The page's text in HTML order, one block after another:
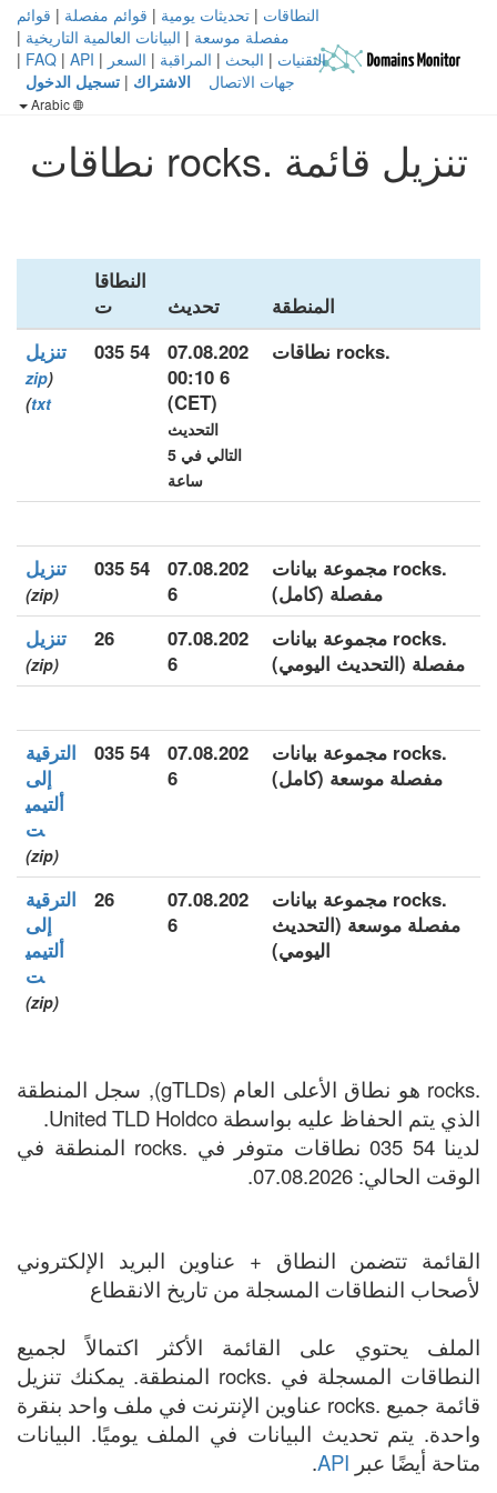
النطاقات | تحديثات يومية | قوائم مفصلة | قوائم
مفصلة موسعة | البيانات العالمية التاريخية |
التقنيات | البحث | المراقبة | السعر |
FAQ | API
|
جهات الاتصال
الاشتراك | تسجيل الدخول
تنزيل قائمة .rocks نطاقات
المنطقة تحديث
النطاقا
ت
.rocks نطاقات
07.08.202
6 00:10
(CET)
التحديث
التالي في 5
ساعة
54 035 تنزيل
(
zip
txt
)
.rocks مجموعة بيانات
مفصلة (كامل)
07.08.202
6
54 035 تنزيل
(zip)
.rocks مجموعة بيانات
مفصلة (التحديث اليومي)
07.08.202
6
26 تنزيل
(zip)
.rocks مجموعة بيانات
مفصلة موسعة (كامل)
07.08.202
6
54 035
الترقية
إلى
ألتيمي
ت
(zip)
.rocks مجموعة بيانات
مفصلة موسعة (التحديث
اليومي)
07.08.202
6
26
الترقية
إلى
ألتيمي
ت
(zip)
.rocks هو نطاق الأعلى العام (gTLDs), سجل المنطقة
الذي يتم الحفاظ عليه بواسطة United TLD Holdco.
لدينا 54 035 نطاقات متوفر في .rocks المنطقة في
الوقت الحالي: 07.08.2026.
القائمة تتضمن النطاق + عناوين البريد الإلكتروني
لأصحاب النطاقات المسجلة من تاريخ الانقطاع
الملف يحتوي على القائمة الأكثر اكتمالاً لجميع
النطاقات المسجلة في .rocks المنطقة. يمكنك تنزيل
قائمة جميع .rocks عناوين الإنترنت في ملف واحد بنقرة
واحدة. يتم تحديث البيانات في الملف يوميًا. البيانات
متاحة أيضًا عبر API
.